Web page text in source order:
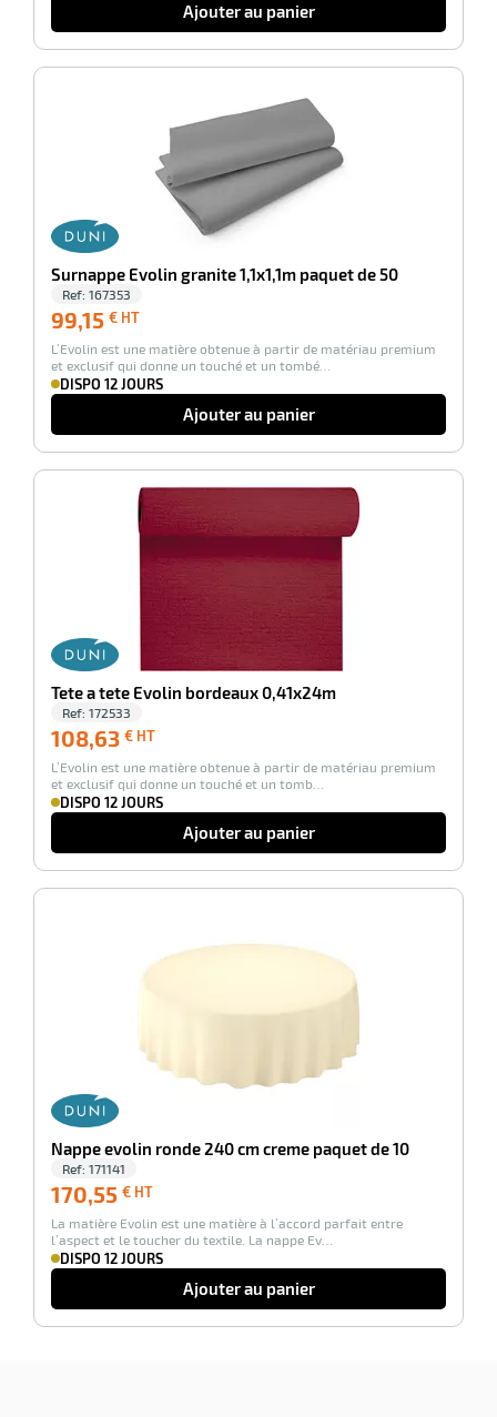
Ajouter au panier
Surnappe Evolin granite 1,1x1,1m paquet de 50
Ref: 167353
99,15 € HT
HT
L’Evolin est une matière obtenue à partir de matériau premium
et exclusif qui donne un touché et un tombé…
DISPO 12 JOURS
Ajouter au panier
Tete a tete Evolin bordeaux 0,41x24m
Ref: 172533
108,63 € HT
HT
L’Evolin est une matière obtenue à partir de matériau premium
et exclusif qui donne un touché et un tomb…
DISPO 12 JOURS
Ajouter au panier
Nappe evolin ronde 240 cm creme paquet de 10
Ref: 171141
170,55 € HT
HT
La matière Evolin est une matière à l’accord parfait entre
l’aspect et le toucher du textile. La nappe Ev…
DISPO 12 JOURS
Ajouter au panier